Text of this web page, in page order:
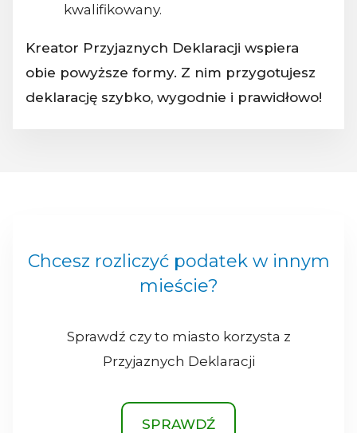
kwalifikowany.
Kreator Przyjaznych Deklaracji wspiera
obie powyższe formy. Z nim przygotujesz
deklarację szybko, wygodnie i prawidłowo!
Chcesz rozliczyć podatek w innym
mieście?
Sprawdź czy to miasto korzysta z
Przyjaznych Deklaracji
SPRAWDŹ